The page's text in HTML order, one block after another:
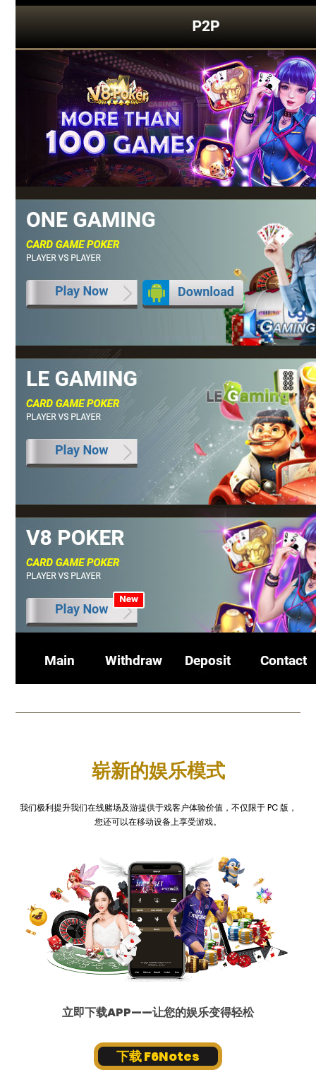
崭新的娱乐模式
我们极利提升我们在线赌场及游提供于戏客户体验价值，不仅限于 PC 版，
您还可以在移动设备上享受游戏。
立即下载APP——让您的娱乐变得轻松
下载 F6Notes